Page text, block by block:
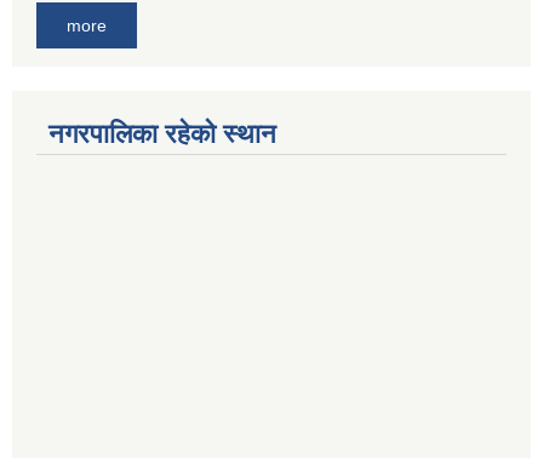
more
नगरपालिका रहेको स्थान